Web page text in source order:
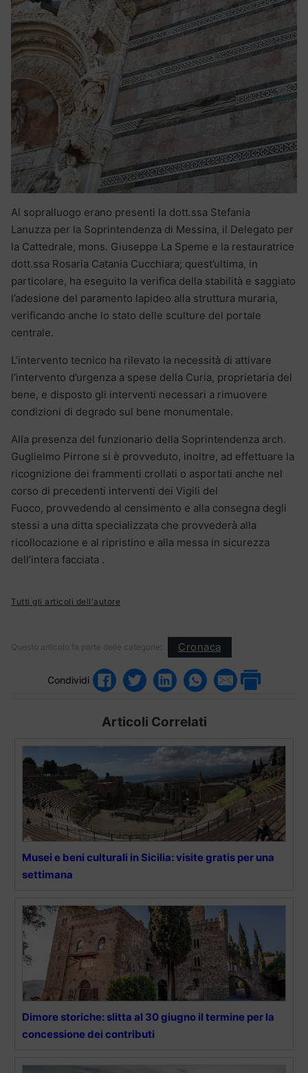
Al sopralluogo erano presenti la dott.ssa Stefania
Lanuzza per la Soprintendenza di Messina, il Delegato per
la Cattedrale, mons. Giuseppe La Speme e la restauratrice
dott.ssa Rosaria Catania Cucchiara; quest’ultima, in
particolare, ha eseguito la verifica della stabilità e saggiato
l’adesione del paramento lapideo alla struttura muraria,
verificando anche lo stato delle sculture del portale
centrale.
L’intervento tecnico ha rilevato la necessità di attivare
l’intervento d’urgenza a spese della Curia, proprietaria del
bene, e disposto gli interventi necessari a rimuovere
condizioni di degrado sul bene monumentale.
Alla presenza del funzionario della Soprintendenza arch.
Guglielmo Pirrone si è provveduto, inoltre, ad effettuare la
ricognizione dei frammenti crollati o asportati anche nel
corso di precedenti interventi dei Vigili del
Fuoco, provvedendo al censimento e alla consegna degli
stessi a una ditta specializzata che provvederà alla
ricollocazione e al ripristino e alla messa in sicurezza
dell’intera facciata .
Tutti gli articoli dell'autore
Questo articolo fa parte delle categorie: Cronaca
Condividi
Articoli Correlati
Musei e beni culturali in Sicilia: visite gratis per una
settimana
Dimore storiche: slitta al 30 giugno il termine per la
concessione dei contributi